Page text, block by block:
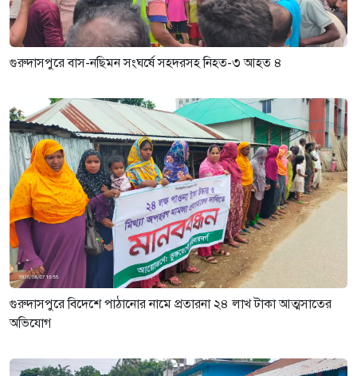
গুরুদাসপুরে বাস-নছিমন সংঘর্ষে সহদরসহ নিহত-৩ আহত ৪
গুরুদাসপুরে বিদেশে পাঠানোর নামে প্রতারনা ২৪ লাখ টাকা আত্মসাতের
অভিযোগ